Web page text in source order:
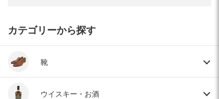
カテゴリーから探す
靴
ウイスキー・お酒